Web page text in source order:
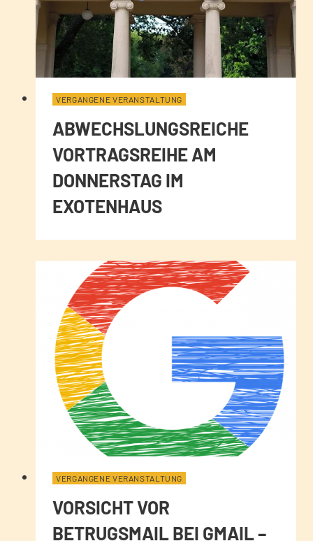
VERGANGENE VERANSTALTUNG
ABWECHSLUNGSREICHE
VORTRAGSREIHE AM
DONNERSTAG IM
EXOTENHAUS
VERGANGENE VERANSTALTUNG
VORSICHT VOR
BETRUGSMAIL BEI GMAIL –